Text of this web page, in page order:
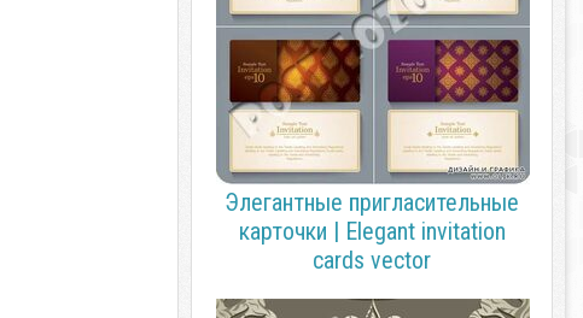
Элегантные пригласительные
карточки | Elegant invitation
cards vector